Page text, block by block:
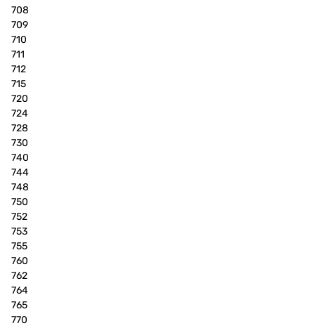
708
709
710
711
712
715
720
724
728
730
740
744
748
750
752
753
755
760
762
764
765
770